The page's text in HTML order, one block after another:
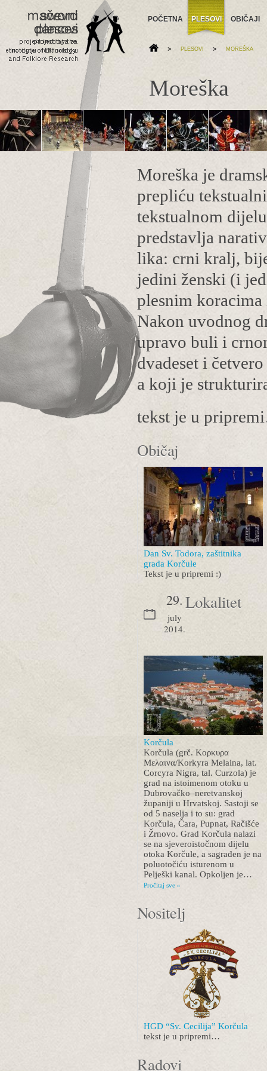
POČETNA PLESOVI OBIČAJI
> PLESOVI > MOREŠKA
Moreška
Moreška je
prepliću
tekstualnom
predstavlja
lika: crni kralj,
jedini ženski (i
plesnim
Nakon uvodnog
upravo buli i
dvadeset i
a koji je
tekst je u
Običaj
Dan Sv. Todora, zaštitnika
grada Korčule
Tekst je u pripremi :)
29.
july
2014.
Lokalitet
Korčula
Korčula (grč. Κορκυρα
Μελαινα/Korkyra Melaina, lat.
Corcyra Nigra, tal. Curzola) je
grad na istoimenom otoku u
Dubrovačko–neretvanskoj
županiji u Hrvatskoj. Sastoji se
od 5 naselja i to su: grad
Korčula, Čara, Pupnat, Račišće
i Žrnovo. Grad Korčula nalazi
se na sjeveroistočnom dijelu
otoka Korčule, a sagrađen je na
poluotočiću isturenom u
Pelješki kanal. Opkoljen je…
Pročitaj sve »
Nositelj
HGD “Sv. Cecilija” Korčula
tekst je u pripremi…
Radovi